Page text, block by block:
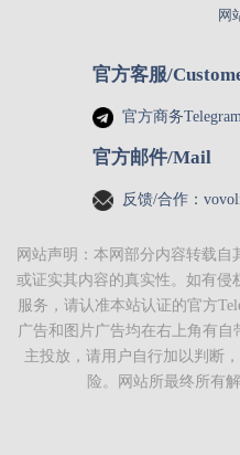
网
官方客服/
官方商务Telegram
官方邮件/Mail
反馈/合作：
网站声明：本网部分内容转载
或证实其内容的真实性。如有侵
服务，请认准本站认证的官方
广告和图片广告均在右上角有
主投放，请用户自行加以判断
险。网站所最终所有